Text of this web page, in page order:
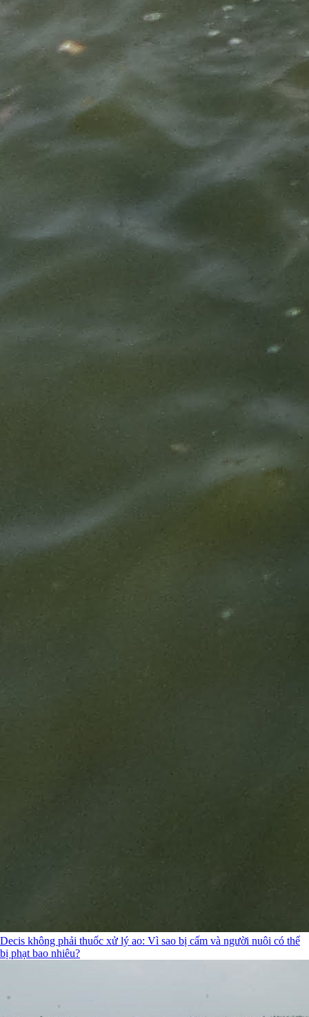
Decis không phải thuốc xử lý ao: Vì sao bị cấm và người nuôi có thể
bị phạt bao nhiêu?